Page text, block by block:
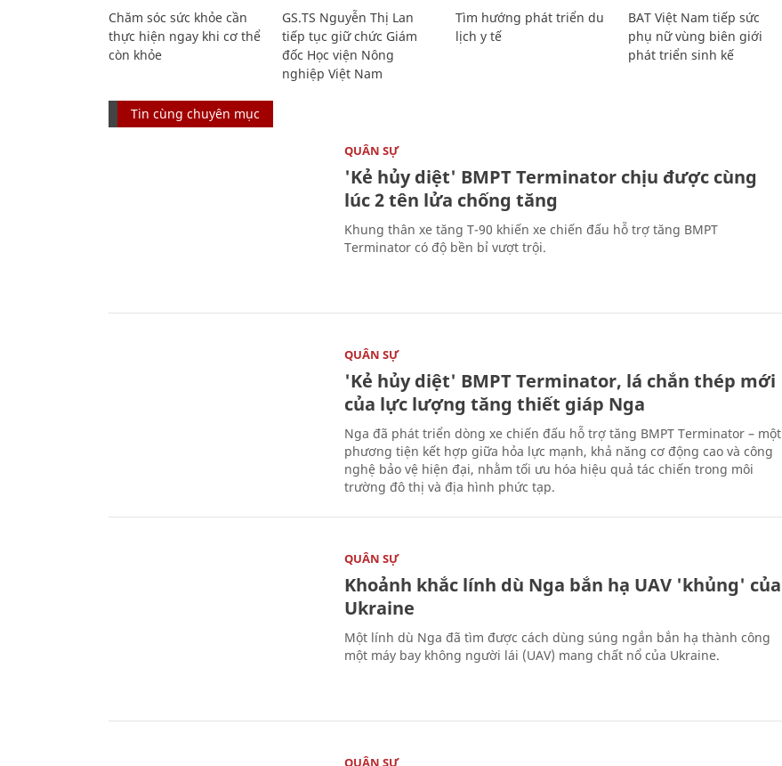
Chăm sóc sức khỏe cần
thực hiện ngay khi cơ thể
còn khỏe
GS.TS Nguyễn Thị Lan
tiếp tục giữ chức Giám
đốc Học viện Nông
nghiệp Việt Nam
Tìm hướng phát triển du
lịch y tế
BAT Việt Nam tiếp sức
phụ nữ vùng biên giới
phát triển sinh kế
Tin cùng chuyên mục
QUÂN SỰ
'Kẻ hủy diệt' BMPT Terminator chịu được cùng
lúc 2 tên lửa chống tăng
Khung thân xe tăng T-90 khiến xe chiến đấu hỗ trợ tăng BMPT
Terminator có độ bền bỉ vượt trội.
QUÂN SỰ
'Kẻ hủy diệt' BMPT Terminator, lá chắn thép mới
của lực lượng tăng thiết giáp Nga
Nga đã phát triển dòng xe chiến đấu hỗ trợ tăng BMPT Terminator – một
phương tiện kết hợp giữa hỏa lực mạnh, khả năng cơ động cao và công
nghệ bảo vệ hiện đại, nhằm tối ưu hóa hiệu quả tác chiến trong môi
trường đô thị và địa hình phức tạp.
QUÂN SỰ
Khoảnh khắc lính dù Nga bắn hạ UAV 'khủng' của
Ukraine
Một lính dù Nga đã tìm được cách dùng súng ngắn bắn hạ thành công
một máy bay không người lái (UAV) mang chất nổ của Ukraine.